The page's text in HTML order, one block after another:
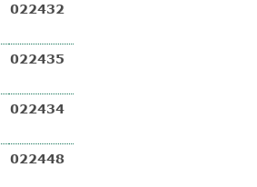
022432
022435
022434
022448